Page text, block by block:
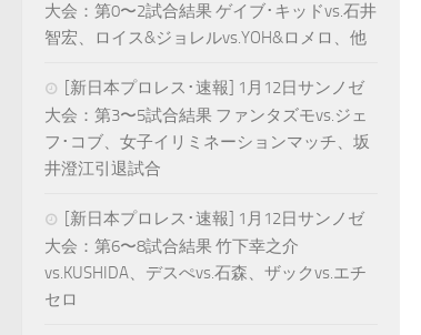
大会：第0〜2試合結果 ゲイブ･キッドvs.石井
智宏、ロイス&ジョレルvs.YOH&ロメロ、他
[新日本プロレス･速報] 1月12日サンノゼ
大会：第3〜5試合結果 ファンタズモvs.ジェ
フ･コブ、女子イリミネーションマッチ、坂
井澄江引退試合
[新日本プロレス･速報] 1月12日サンノゼ
大会：第6〜8試合結果 竹下幸之介
vs.KUSHIDA、デスぺvs.石森、ザックvs.エチ
セロ